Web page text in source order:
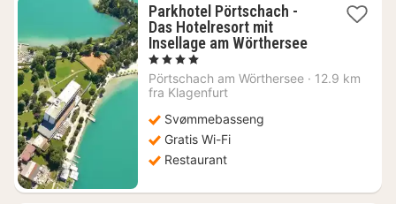
Parkhotel Pörtschach -
Das Hotelresort mit
Insellage am Wörthersee1
fra
, 4 Stjerner
Pörtschach am Wörthersee · 12.9 km
fra Klagenfurt
Svømmebasseng
Gratis Wi-Fi
Restaurant